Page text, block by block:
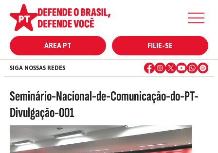
ÁREA PT FILIE-SE
SIGA NOSSAS REDES
Seminário-Nacional-de-Comunicação-do-PT-
Divulgação-001